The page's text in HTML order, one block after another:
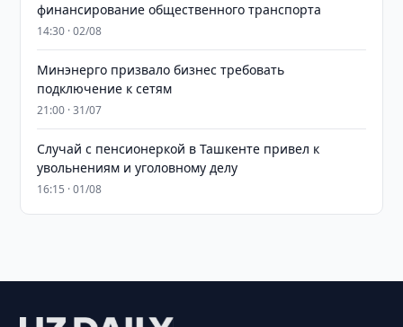
финансирование общественного транспорта
14:30 · 02/08
Минэнерго призвало бизнес требовать
подключение к сетям
21:00 · 31/07
Случай с пенсионеркой в Ташкенте привел к
увольнениям и уголовному делу
16:15 · 01/08